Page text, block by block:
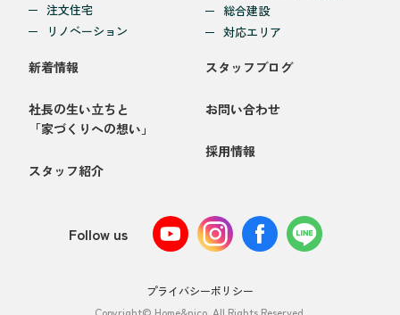
注文住宅
リノベーション
総合建設
対応エリア
新着情報
社長の生い立ちと
「家づくりへの想い」
スタッフ紹介
スタッフブログ
お問い合わせ
採用情報
Follow us
プライバシーポリシー
Copyright© Home&nico. All Rights Reserved.